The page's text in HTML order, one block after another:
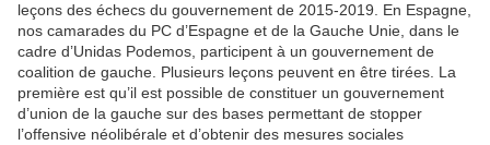
leçons des échecs du gouvernement de 2015-2019. En Espagne,
nos camarades du PC d’Espagne et de la Gauche Unie, dans le
cadre d’Unidas Podemos, participent à un gouvernement de
coalition de gauche. Plusieurs leçons peuvent en être tirées. La
première est qu’il est possible de constituer un gouvernement
d’union de la gauche sur des bases permettant de stopper
l’offensive néolibérale et d’obtenir des mesures sociales